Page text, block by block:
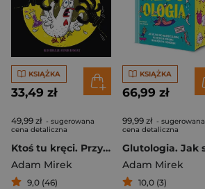
KSIĄŻKA
33,49 zł
49,99 zł - sugerowana
cena detaliczna
Ktoś tu kręci. Przygoda naukowo-detektywistyczna
Adam Mirek
9,0 (46)
KSIĄŻKA
66,99 zł
99,99 zł - sugerowana
cena detaliczna
Adam Mirek
10,0 (3)